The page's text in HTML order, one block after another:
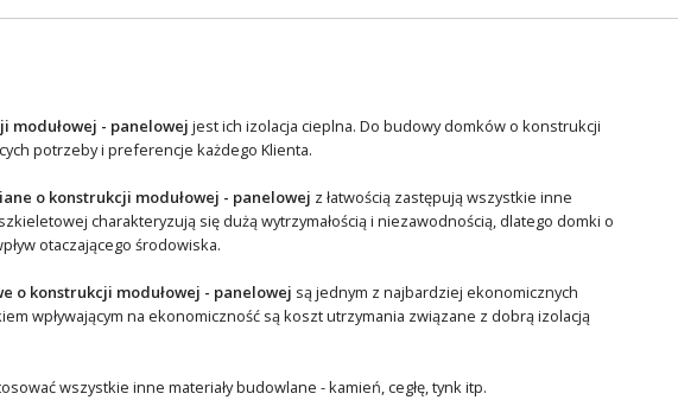
modułowej - panelowej jest ich izolacja cieplna. Do budowy domków o konstrukcji
potrzeby i preferencje każdego Klienta.
o konstrukcji modułowej - panelowej z łatwością zastępują wszystkie inne
charakteryzują się dużą wytrzymałością i niezawodnością, dlatego domki o
otaczającego środowiska.
o konstrukcji modułowej - panelowej są jednym z najbardziej ekonomicznych
wpływającym na ekonomiczność są koszt utrzymania związane z dobrą izolacją
wszystkie inne materiały budowlane - kamień, cegłę, tynk itp.